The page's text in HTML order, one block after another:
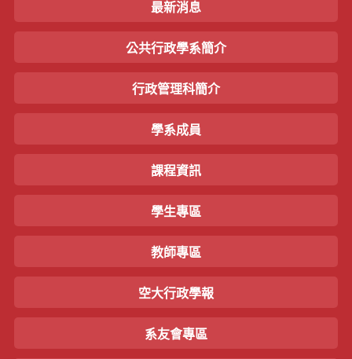
最新消息
公共行政學系簡介
行政管理科簡介
學系成員
課程資訊
學生專區
教師專區
空大行政學報
系友會專區